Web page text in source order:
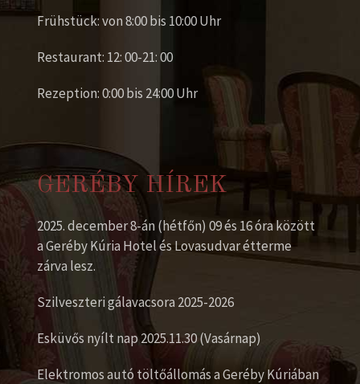
Frühstück: von 8:00 bis 10:00 Uhr
Restaurant: 12: 00-21: 00
Rezeption: 0:00 bis 24:00 Uhr
GERÉBY HÍREK
2025. december 8-án (hétfőn) 09 és 16 óra között
a Geréby Kúria Hotel és Lovasudvar étterme
zárva lesz.
Szilveszteri gálavacsora 2025-2026
Esküvős nyílt nap 2025.11.30 (Vasárnap)
Elektromos autó töltőállomás a Geréby Kúriában